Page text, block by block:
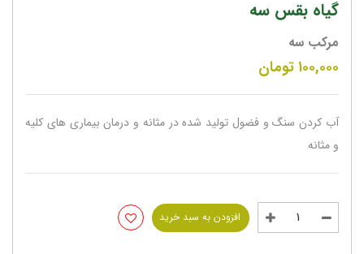
گیاه بقس سه
مرکب سه
۱۰۰,۰۰۰تومان
آب کردن سنگ و فضول تولید شده در مثانه و درمان بیماری های کلیه
و مثانه
افزودن به سبد خرید